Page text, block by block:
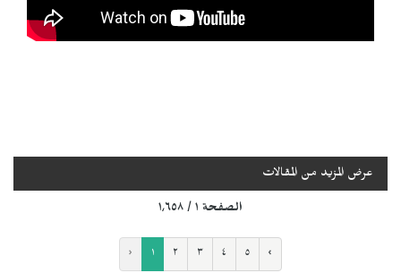
عرض المزيد من المقالات
الصفحة ١ / ١٬٦٥٨
‹ ١ ٢ ٣ ٤ ٥ ›